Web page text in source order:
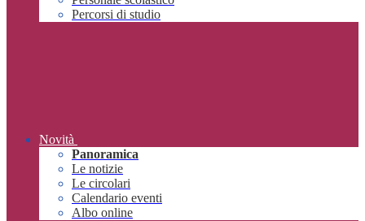
Percorsi di studio
Novità
Panoramica
Le notizie
Le circolari
Calendario eventi
Albo online